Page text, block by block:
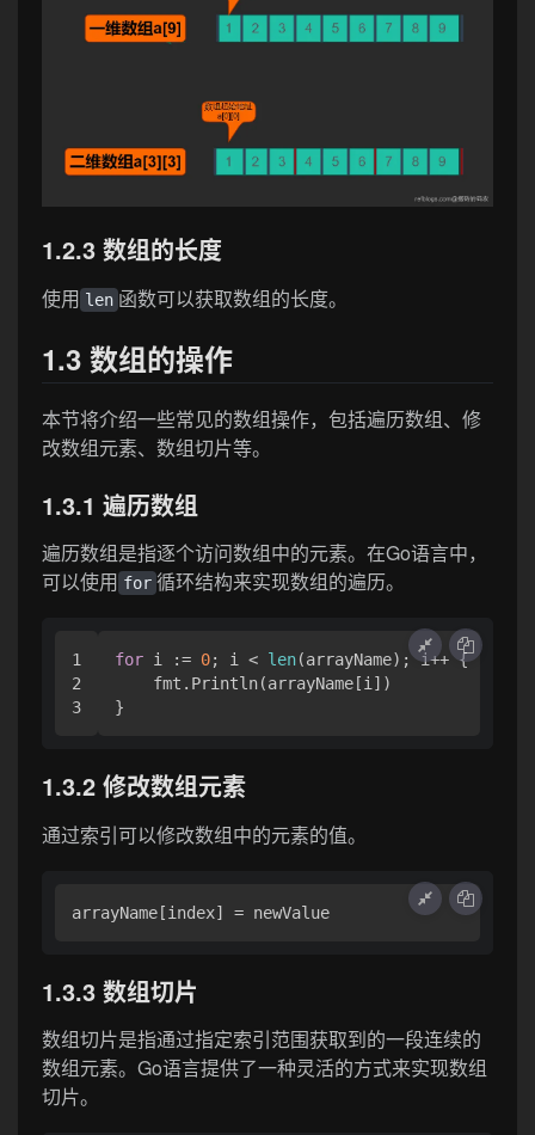
1.2.3 数组的长度
使用 len 函数可以获取数组的长度。
1.3 数组的操作
本节将介绍一些常见的数组操作，包括遍历数组、修
改数组元素、数组切片等。
1.3.1 遍历数组
遍历数组是指逐个访问数组中的元素。在Go语言中，
可以使用 for 循环结构来实现数组的遍历。
1
2
for i := 0; i < len(arrayName); i++ {
    fmt.Println(arrayName[i])
1.3.2 修改数组元素
通过索引可以修改数组中的元素的值。
1.3.3 数组切片
数组切片是指通过指定索引范围获取到的一段连续的
数组元素。Go语言提供了一种灵活的方式来实现数组
切片。